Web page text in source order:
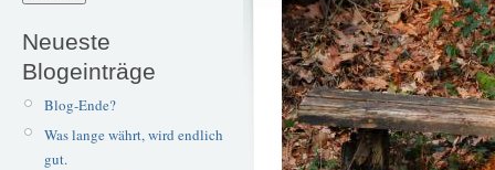
Neueste
Blogeinträge
Blog-Ende?
Was lange währt, wird endlich
gut.